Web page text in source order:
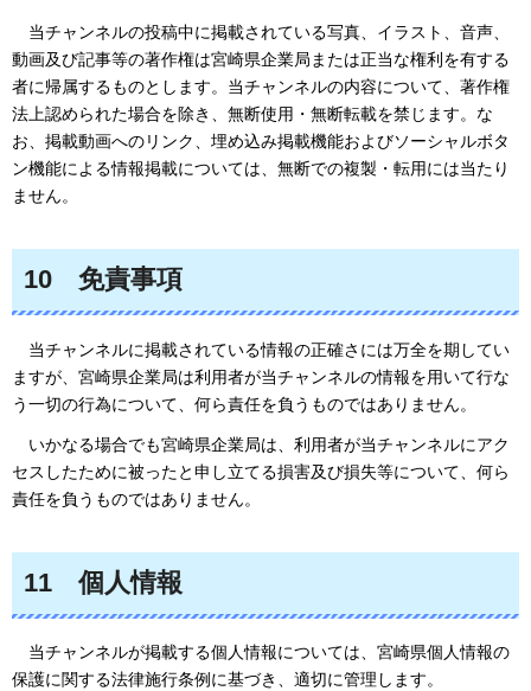
当チャンネルの投稿中に掲載されている写真、イラスト、音声、
動画及び記事等の著作権は宮崎県企業局または正当な権利を有する
者に帰属するものとします。当チャンネルの内容について、著作権
法上認められた場合を除き、無断使用・無断転載を禁じます。な
お、掲載動画へのリンク、埋め込み掲載機能およびソーシャルボタ
ン機能による情報掲載については、無断での複製・転用には当たり
ません。
10 免責事項
当チャンネルに掲載されている情報の正確さには万全を期してい
ますが、宮崎県企業局は利用者が当チャンネルの情報を用いて行な
う一切の行為について、何ら責任を負うものではありません。
いかなる場合でも宮崎県企業局は、利用者が当チャンネルにアク
セスしたために被ったと申し立てる損害及び損失等について、何ら
責任を負うものではありません。
11 個人情報
当チャンネルが掲載する個人情報については、宮崎県個人情報の
保護に関する法律施行条例に基づき、適切に管理します。